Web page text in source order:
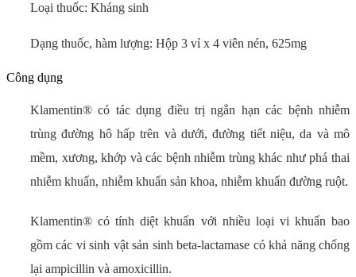
Loại thuốc: Kháng sinh
Dạng thuốc, hàm lượng: Hộp 3 vỉ x 4 viên nén, 625mg
Công dụng
Klamentin® có tác dụng điều trị ngắn hạn các bệnh nhiễm
trùng đường hô hấp trên và dưới, đường tiết niệu, da và mô
mềm, xương, khớp và các bệnh nhiễm trùng khác như phá thai
nhiễm khuẩn, nhiễm khuẩn sản khoa, nhiễm khuẩn đường ruột.
Klamentin® có tính diệt khuẩn với nhiều loại vi khuẩn bao
gồm các vi sinh vật sản sinh beta-lactamase có khả năng chống
lại ampicillin và amoxicillin.